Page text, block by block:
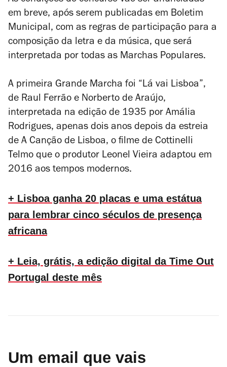
em breve, após serem publicadas em Boletim
Municipal, com as regras de participação para a
composição da letra e da música, que será
interpretada por todas as Marchas Populares.
A primeira Grande Marcha foi “Lá vai Lisboa”,
de Raul Ferrão e Norberto de Araújo,
interpretada na edição de 1935 por Amália
Rodrigues, apenas dois anos depois da estreia
de A Canção de Lisboa, o filme de Cottinelli
Telmo que o produtor Leonel Vieira adaptou em
2016 aos tempos modernos.
+ Lisboa ganha 20 placas e uma estátua
para lembrar cinco séculos de presença
africana
+ Leia, grátis, a edição digital da Time Out
Portugal deste mês
Um email que vais